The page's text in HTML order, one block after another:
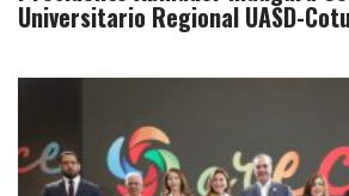
Universitario Regional UASD-